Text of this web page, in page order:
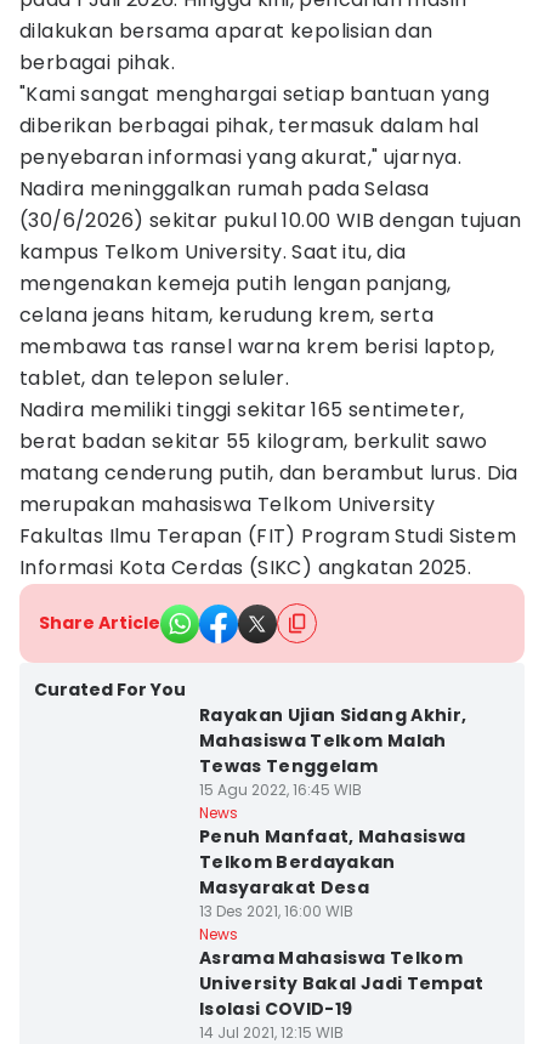
dilakukan bersama aparat kepolisian dan
berbagai pihak.
"Kami sangat menghargai setiap bantuan yang
diberikan berbagai pihak, termasuk dalam hal
penyebaran informasi yang akurat," ujarnya.
Nadira meninggalkan rumah pada Selasa
(30/6/2026) sekitar pukul 10.00 WIB dengan tujuan
kampus Telkom University. Saat itu, dia
mengenakan kemeja putih lengan panjang,
celana jeans hitam, kerudung krem, serta
membawa tas ransel warna krem berisi laptop,
tablet, dan telepon seluler.
Nadira memiliki tinggi sekitar 165 sentimeter,
berat badan sekitar 55 kilogram, berkulit sawo
matang cenderung putih, dan berambut lurus. Dia
merupakan mahasiswa Telkom University
Fakultas Ilmu Terapan (FIT) Program Studi Sistem
Informasi Kota Cerdas (SIKC) angkatan 2025.
Share Article
Curated For You
Rayakan Ujian Sidang Akhir,
Mahasiswa Telkom Malah
Tewas Tenggelam
15 Agu 2022, 16:45 WIB
News
Penuh Manfaat, Mahasiswa
Telkom Berdayakan
Masyarakat Desa
13 Des 2021, 16:00 WIB
News
Asrama Mahasiswa Telkom
University Bakal Jadi Tempat
Isolasi COVID-19
14 Jul 2021, 12:15 WIB